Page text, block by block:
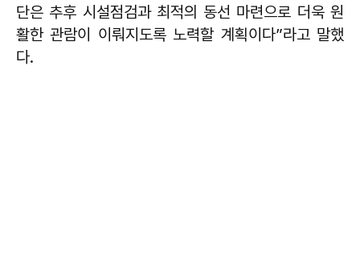
단은 추후 시설점검과 최적의 동선 마련으로 더욱 원
활한 관람이 이뤄지도록 노력할 계획이다”라고 말했
다.